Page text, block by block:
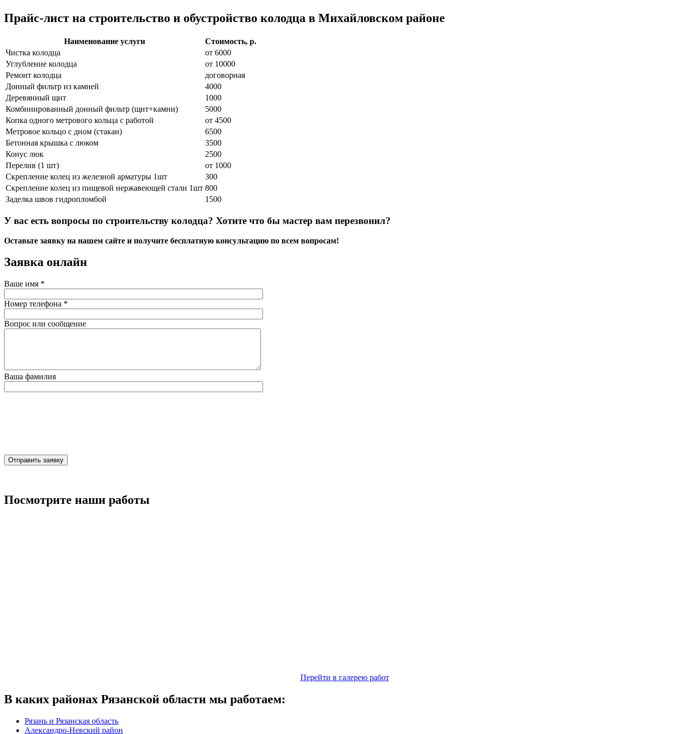
Прайс-лист на строительство и обустройство колодца в Михайловском районе
Наименование услуги
Стоимость, р.
Чистка колодца
от 6000
Углубление колодца
от 10000
Ремонт колодца
договорная
Донный фильтр из камней
4000
Деревянный щит
1000
Комбинированный донный фильтр (щит+камни)
5000
Копка одного метрового кольца с работой
от 4500
Метровое кольцо с дном (стакан)
6500
Бетонная крышка с люком
3500
Конус люк
2500
Перелив (1 шт)
от 1000
Скрепление колец из железной арматуры 1шт
300
Скрепление колец из пищевой нержавеющей стали 1шт 800
Заделка швов гидропломбой
1500
У вас есть вопросы по строительству колодца? Хотите что бы мастер вам перезвонил?
Оставьте заявку на нашем сайте и получите бесплатную консультацию по всем вопросам!
Заявка онлайн
Ваше имя *
Номер телефона *
Вопрос или сообщение
Ваша фамилия
Отправить заявку
Посмотрите наши работы
Перейти в галерею работ
В каких районах Рязанской области мы работаем:
Рязань и Рязанская область
Александро-Невский район